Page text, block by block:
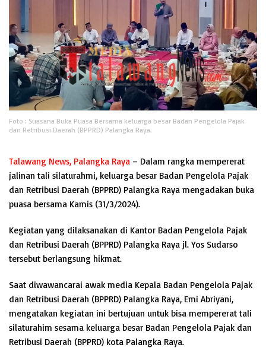
Foto : Suasana Buka Puasa Bersama keluarga besar Badan Pengelola Pajak
dan Retribusi Daerah (BPPRD) Palangka Raya.
Talawang News, Palangka Raya – Dalam rangka mempererat
jalinan tali silaturahmi, keluarga besar Badan Pengelola Pajak
dan Retribusi Daerah (BPPRD) Palangka Raya mengadakan buka
puasa bersama Kamis (31/3/2024).
Kegiatan yang dilaksanakan di Kantor Badan Pengelola Pajak
dan Retribusi Daerah (BPPRD) Palangka Raya jl. Yos Sudarso
tersebut berlangsung hikmat.
Saat diwawancarai awak media Kepala Badan Pengelola Pajak
dan Retribusi Daerah (BPPRD) Palangka Raya, Emi Abriyani,
mengatakan kegiatan ini bertujuan untuk bisa mempererat tali
silaturahim sesama keluarga besar Badan Pengelola Pajak dan
Retribusi Daerah (BPPRD) kota Palangka Raya.